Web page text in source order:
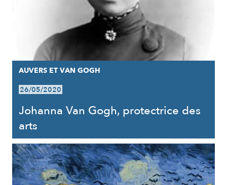
AUVERS ET VAN GOGH
26/05/2020
Johanna Van Gogh, protectrice des
arts